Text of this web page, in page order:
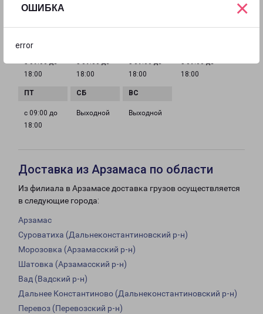
ОШИБКА
error
×
с 09:00 до
18:00
с 09:00 до
18:00
с 09:00 до
18:00
с 09:00 до
18:00
с 09:00 до
18:00
Выходной Выходной
Доставка из Арзамаса по области
Из филиала в Арзамасе доставка грузов осуществляется
в следующие города:
Арзамас
Суроватиха (Дальнеконстантиновский р-н)
Морозовка (Арзамасский р-н)
Шатовка (Арзамасский р-н)
Вад (Вадский р-н)
Дальнее Константиново (Дальнеконстантиновский р-н)
Перевоз (Перевозский р-н)